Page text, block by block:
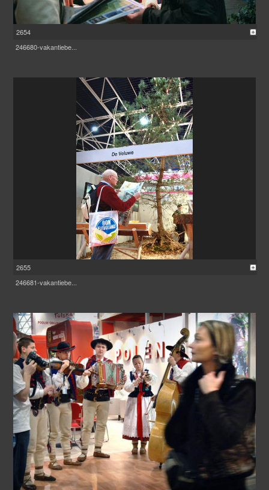
2654
246680-vakantiebe...
2655
246681-vakantiebe...